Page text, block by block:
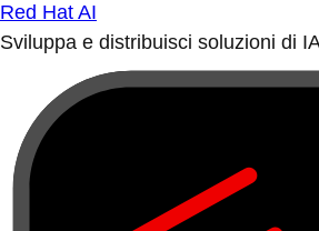
Red Hat AI
Sviluppa e distribuisci soluzioni di